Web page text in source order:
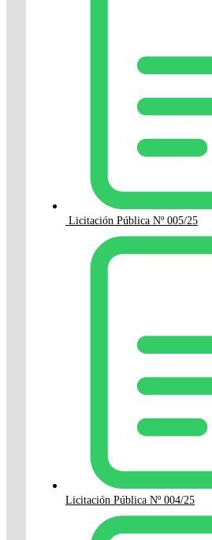
Licitación Pública Nº 005/25
Licitación Pública Nº 004/25